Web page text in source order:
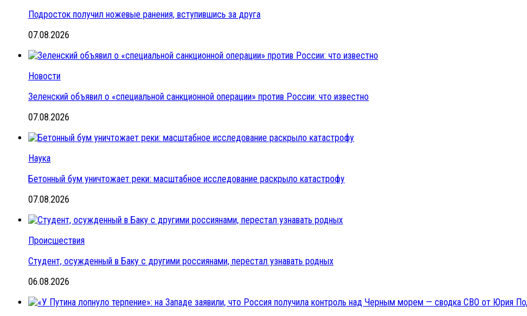
Подросток получил ножевые ранения, вступившись за друга
07.08.2026
Новости
Зеленский объявил о «специальной санкционной операции» против России: что известно
07.08.2026
Наука
Бетонный бум уничтожает реки: масштабное исследование раскрыло катастрофу
07.08.2026
Происшествия
Студент, осужденный в Баку с другими россиянами, перестал узнавать родных
06.08.2026